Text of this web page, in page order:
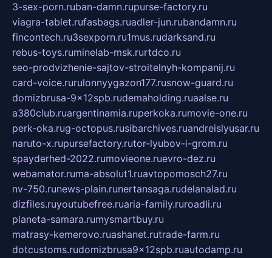
3-sex-porn.ruban-damn.rupurse-factory.ru
viagra-tablet.rufasbags.ruadler-jun.rubandamn.ru
fincontech.ru3sexporn.ru1mus.rudarksand.ru
rebus-toys.ruminelab-msk.rurtdco.ru
seo-prodvizhenie-sajtov-stroitelnyh-kompanij.ru
card-voice.rurulonnyygazon177.rusnow-guard.ru
domizbrusa-9x12spb.rudemaholding.ruaalse.ru
a380club.ruargentinamia.ruperkoka.rumovie-one.ru
perk-oka.rug-octopus.rusibarchives.ruandreislyusar.ru
naruto-x.rupursefactory.rutor-lyubov-i-grom.ru
spayderhed-2022.rumovieone.ruevro-dez.ru
webamator.ruma-absolut1.ruavtopomosch27.ru
nv-750.runews-plain.runertansaga.rudelanalad.ru
dizfiles.ruyoutubefree.ruaria-family.ruroadli.ru
planeta-samara.rumysmartbuy.ru
matrasy-kemerovo.ruashanet.rutrade-farm.ru
dotcustoms.rudomizbrusa9x12spb.ruautodamp.ru